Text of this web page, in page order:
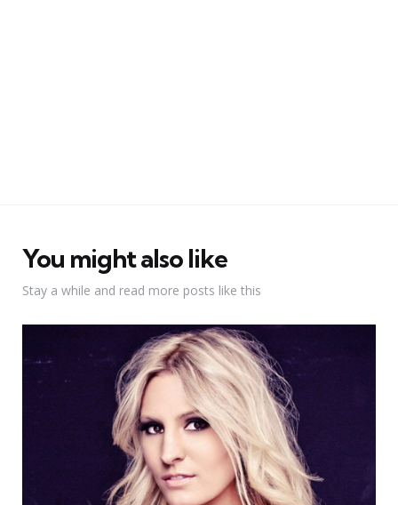
You might also like
Stay a while and read more posts like this